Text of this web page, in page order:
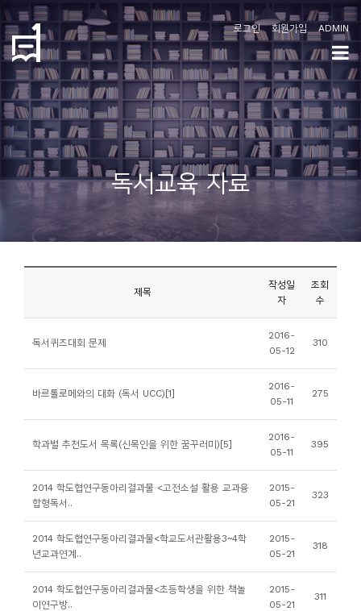
로그인 회원가입 ADMIN
독서교육 자료
제목
작성일
자
조회
수
독서퀴즈대회 문제
2016-
05-12
310
바르톨로메와의 대화 (독서 UCC)[1]
2016-
05-11
275
학과별 추천도서 목록(신목인을 위한 꿈꾸러미)[5]
2016-
05-11
395
2014 학도협연구동아리결과물 <고전소설 활용 교과융
합형독서..
2015-
05-21
323
2014 학도협연구동아리결과물<학교도서관활용3~4학
년교과연계..
2015-
05-21
318
2014 학도협연구동아리결과물<초등학생을 위한 책놀
이연구방..
2015-
05-21
311
학
도
협
소
개
지
사
아
첩